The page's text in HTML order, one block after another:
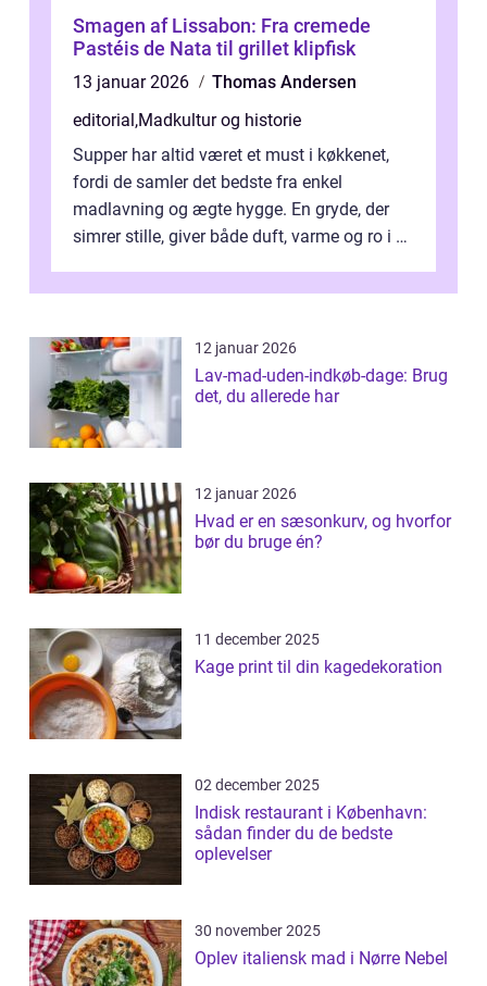
Smagen af Lissabon: Fra cremede
Pastéis de Nata til grillet klipfisk
13 januar 2026
Thomas Andersen
editorial,Madkultur og historie
Supper har altid været et must i køkkenet,
fordi de samler det bedste fra enkel
madlavning og ægte hygge. En gryde, der
simrer stille, giver både duft, varme og ro i en
12 januar 2026
Lav-mad-uden-indkøb-dage: Brug
det, du allerede har
12 januar 2026
Hvad er en sæsonkurv, og hvorfor
bør du bruge én?
11 december 2025
Kage print til din kagedekoration
02 december 2025
Indisk restaurant i København:
sådan finder du de bedste
oplevelser
30 november 2025
Oplev italiensk mad i Nørre Nebel